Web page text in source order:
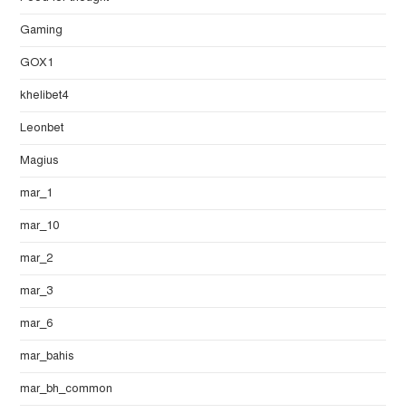
Gaming
GOX1
khelibet4
Leonbet
Magius
mar_1
mar_10
mar_2
mar_3
mar_6
mar_bahis
mar_bh_common